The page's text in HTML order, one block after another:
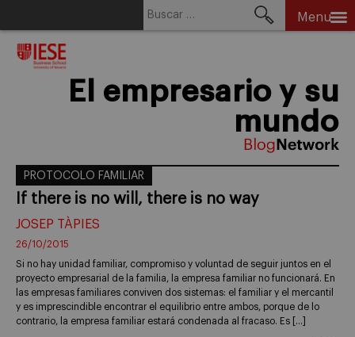
Menu
El empresario y su
mundo
PROTOCOLO FAMILIAR
If there is no will, there is no way
JOSEP TÀPIES
26/10/2015
Si no hay unidad familiar, compromiso y voluntad de seguir juntos en el
proyecto empresarial de la familia, la empresa familiar no funcionará. En
las empresas familiares conviven dos sistemas: el familiar y el mercantil
y es imprescindible encontrar el equilibrio entre ambos, porque de lo
contrario, la empresa familiar estará condenada al fracaso. Es […]